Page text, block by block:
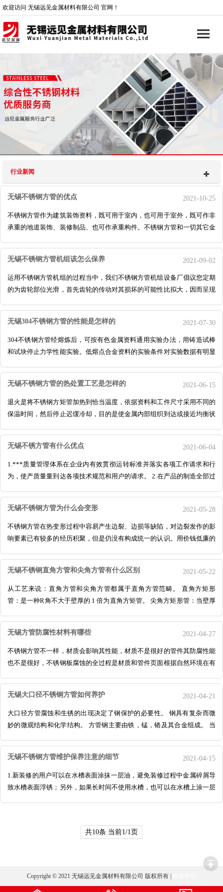
欢迎访问 无锡远见金属材料有限公司 官网！
行业新闻
无锡不锈钢方管的优点 2021-10-25
不锈钢方管作为建筑装饰资料，既可用于室内，也可用于室外，既可作非
承重的地道装饰、装修制品、也可作承重构件。不锈钢方管和一切其它金
无锡不锈钢方管机组该怎么保养 2021-09-02
运用不锈钢方管机组的过程当中，我们不锈钢方管机组设备厂倡议您定期
的为齿轮部位光滑，首先齿轮的传动对其损坏的可能性比拟大，因而呈现
无锡304不锈钢方管的性能是怎样的 2021-07-30
304不锈钢方管经熔炼后，可按有色金属资料通用实验办法，用铸造试棒
和试块停止力学性能实验。低熔点合金资料的实验条件对实验数据有明显
无锡不锈钢方管的热处置工艺是怎样的 2021-06-15
退火是将不锈钢方矩管加热到恰当温度，依据资料和工件尺寸采用不同的
保温时间，然后停止迟缓冷却，目的是使金属内部组织到达或接近均衡状
无锡不锈方管有什么优点 2021-06-04
1.***质量管理体系在企业内有效贯彻运转标准并落实各项工作请求和行
为，使产质量量到达各项技术规范和用户的请求。 2.在产品的制造全部过
无锡不锈钢方管为什么会变形 2021-05-28
不锈钢方管在热变形过程中容易产生边裂、边损等缺陷，对边裂发作的影
响要素已有较多的经历积聚，但是仍没有构成统一的认识。用价钱低廉的
无锡不锈钢直角方管和尖角方管有什么区别 2021-05-22
从工艺来说：直角方管和尖角方管都属于直角方管范畴。 直角方矩形
管：是一种R角不大于壁厚的 1 倍为直角方矩管。 尖角方矩形管：当壁厚
无锡方管防腐性材料有哪些 2021-04-27
不锈钢方管不一样，材质会影响其性能，材质不是很好的管件其防腐性能
也不是很好，不锈钢板腐蚀的全过程是材质和管件页面根据自然环境在有
无锡大口径不锈钢方管如何养护 2021-04-21
大口径方管腐蚀和生锈的出现决定了钢保护的必要性。 钢具有复杂而微
妙的微观结构和化学结构。 方管钢主要由铁，锰，铬及其合金组成。 当
无锡不锈钢方管维护保养注意的细节 2021-04-15
1.新装修的用户可以在水槽表面涂抹一层油，避免装修过程中金属碎屑导
致水槽表面浮锈；另外，如果长时间不使用水槽，也可以在水槽上涂一层
共10条 当前1/1页
Copyright © 2021 无锡远见金属材料有限公司 版权所有 |